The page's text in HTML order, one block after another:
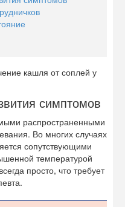
симптомов
распространенными
Во многих случаях
сопутствующими
температурой
просто, что требует